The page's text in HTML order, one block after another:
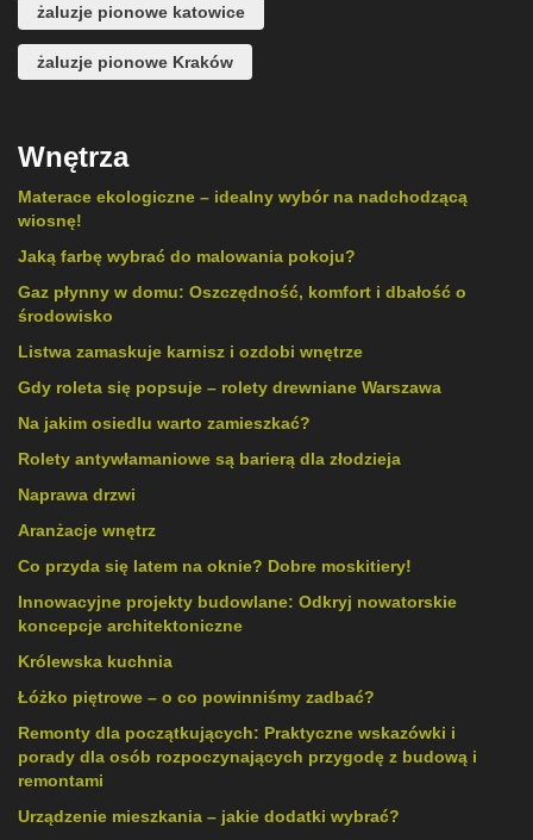
żaluzje pionowe katowice
żaluzje pionowe Kraków
Wnętrza
Materace ekologiczne – idealny wybór na nadchodzącą
wiosnę!
Jaką farbę wybrać do malowania pokoju?
Gaz płynny w domu: Oszczędność, komfort i dbałość o
środowisko
Listwa zamaskuje karnisz i ozdobi wnętrze
Gdy roleta się popsuje – rolety drewniane Warszawa
Na jakim osiedlu warto zamieszkać?
Rolety antywłamaniowe są barierą dla złodzieja
Naprawa drzwi
Aranżacje wnętrz
Co przyda się latem na oknie? Dobre moskitiery!
Innowacyjne projekty budowlane: Odkryj nowatorskie
koncepcje architektoniczne
Królewska kuchnia
Łóżko piętrowe – o co powinniśmy zadbać?
Remonty dla początkujących: Praktyczne wskazówki i
porady dla osób rozpoczynających przygodę z budową i
remontami
Urządzenie mieszkania – jakie dodatki wybrać?